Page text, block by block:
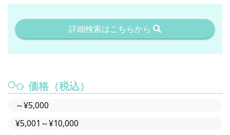
詳細検索はこちらから
価格（税込）
～¥5,000
¥5,001～¥10,000